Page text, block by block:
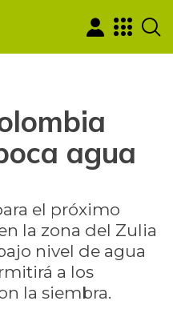
agua
el próximo
la zona del Zulia
nivel de agua
a los
la siembra.